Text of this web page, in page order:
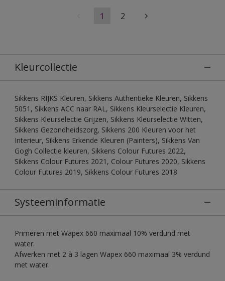
1 2
Kleurcollectie
Sikkens RIJKS Kleuren, Sikkens Authentieke Kleuren, Sikkens
5051, Sikkens ACC naar RAL, Sikkens Kleurselectie Kleuren,
Sikkens Kleurselectie Grijzen, Sikkens Kleurselectie Witten,
Sikkens Gezondheidszorg, Sikkens 200 Kleuren voor het
Interieur, Sikkens Erkende Kleuren (Painters), Sikkens Van
Gogh Collectie kleuren, Sikkens Colour Futures 2022,
Sikkens Colour Futures 2021, Colour Futures 2020, Sikkens
Colour Futures 2019, Sikkens Colour Futures 2018
Systeeminformatie
Primeren met Wapex 660 maximaal 10% verdund met
water.
Afwerken met 2 à 3 lagen Wapex 660 maximaal 3% verdund
met water.